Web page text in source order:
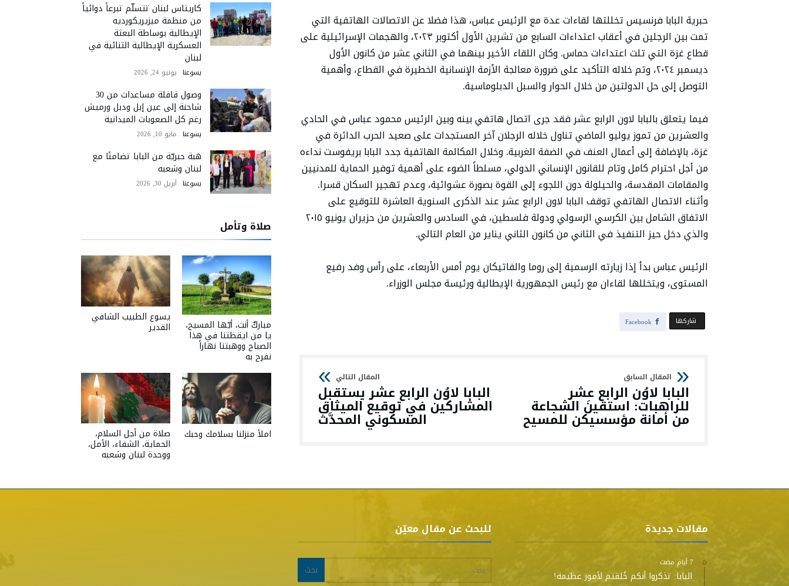
حبرية البابا فرنسيس تخللتها لقاءات عدة مع الرئيس عباس، هذا فضلا عن الاتصالات الهاتفية التي
تمت بين الرجلين في أعقاب اعتداءات السابع من تشرين الأول أكتوبر ٢٠٢٣، والهجمات الإسرائيلية على
قطاع غزة التي تلت اعتداءات حماس. وكان اللقاء الأخير بينهما في الثاني عشر من كانون الأول
ديسمبر ٢٠٢٤، وتم خلاله التأكيد على ضرورة معالجة الأزمة الإنسانية الخطيرة في القطاع، وأهمية
التوصل إلى حل الدولتين من خلال الحوار والسبل الدبلوماسية.
فيما يتعلق بالبابا لاون الرابع عشر فقد جرى اتصال هاتفي بينه وبين الرئيس محمود عباس في الحادي
والعشرين من تموز يوليو الماضي تناول خلاله الرجلان آخر المستجدات على صعيد الحرب الدائرة في
غزة، بالإضافة إلى أعمال العنف في الضفة الغربية. وخلال المكالمة الهاتفية جدد البابا بريفوست نداءه
من أجل احترام كامل وتام للقانون الإنساني الدولي، مسلطاً الضوء على أهمية توفير الحماية للمدنيين
والمقامات المقدسة، والحيلولة دون اللجوء إلى القوة بصورة عشوائية، وعدم تهجير السكان قسرا.
وأثناء الاتصال الهاتفي توقف البابا لاون الرابع عشر عند الذكرى السنوية العاشرة للتوقيع على
الاتفاق الشامل بين الكرسي الرسولي ودولة فلسطين، في السادس والعشرين من حزيران يونيو ٢٠١٥
والذي دخل حيز التنفيذ في الثاني من كانون الثاني يناير من العام التالي.
الرئيس عباس بدأ إذا زيارته الرسمية إلى روما والفاتيكان يوم أمس الأربعاء، على رأس وفد رفيع
المستوى، ويتخللها لقاءان مع رئيس الجمهورية الإيطالية ورئيسة مجلس الوزراء.
‫‫ شاركها‬ Facebook
البابا لاوُن الرابع عشر
للراهبات: استقينَ الشجاعة
من أمانة مؤسسيكن للمسيح
البابا لاوُن الرابع عشر يستقبل
المشاركين في توقيع الميثاق
المسكوني المحدَّث
كاريتاس لبنان تتسلّم تبرعاً دوائياً
من منظمة ميزيريكورديه
الإيطالية بوساطة البعثة
العسكرية الإيطالية الثنائية في
لبنان
يسوعنا يونيو 24, 2026
وصول قافلة مساعدات من 30
شاحنة إلى عين إبل ودبل ورميش
رغم كل الصعوبات الميدانية
يسوعنا مايو 10, 2026
هبة حبريّة من البابا تضامنًا مع
لبنان وشعبه
يسوعنا أبريل 30, 2026
صلاة وتأمل
يسوع الطبيب الشافي
القدير مباركٌ أنت، أيّها المسيح،
يا من ايقظتنا في هذا
الصباح ووهبتنا نهاراً
نفرح به
صلاة من أجل السلام،
الحماية، الشفاء، الأمل،
ووحدة لبنان وشعبه
املأ منزلنا بسلامك وحبك
مقالات جديدة
البابا: تذكروا أنكم خُلقتم لأمور عظيمة!
للبحث عن مقال معيّن
البحث عن: